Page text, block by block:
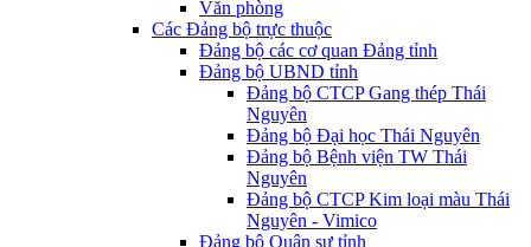
Văn phòng
Các Đảng bộ trực thuộc
Đảng bộ các cơ quan Đảng tỉnh
Đảng bộ UBND tỉnh
Đảng bộ CTCP Gang thép Thái
Nguyên
Đảng bộ Đại học Thái Nguyên
Đảng bộ Bệnh viện TW Thái
Nguyên
Đảng bộ CTCP Kim loại màu Thái
Nguyên - Vimico
Đảng bộ Quân sự tỉnh